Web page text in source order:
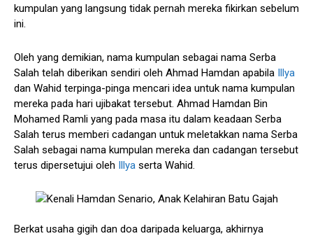
kumpulan yang langsung tidak pernah mereka fikirkan sebelum
ini.
Oleh yang demikian, nama kumpulan sebagai nama Serba
Salah telah diberikan sendiri oleh Ahmad Hamdan apabila Illya
dan Wahid terpinga-pinga mencari idea untuk nama kumpulan
mereka pada hari ujibakat tersebut. Ahmad Hamdan Bin
Mohamed Ramli yang pada masa itu dalam keadaan Serba
Salah terus memberi cadangan untuk meletakkan nama Serba
Salah sebagai nama kumpulan mereka dan cadangan tersebut
terus dipersetujui oleh Illya serta Wahid.
Berkat usaha gigih dan doa daripada keluarga, akhirnya